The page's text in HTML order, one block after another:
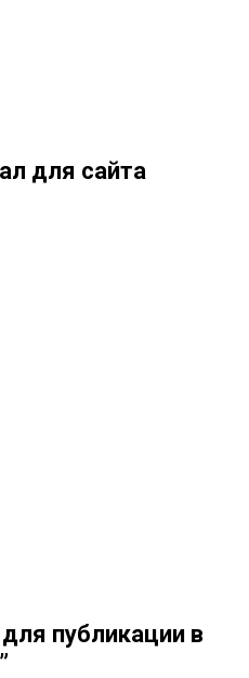
для сайта
публикации в